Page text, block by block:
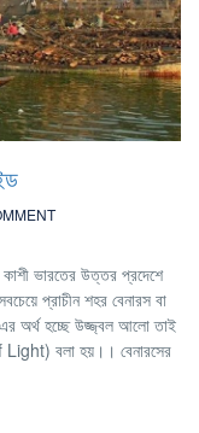
ভারতের উত্তর প্রদেশে
প্রাচীন শহর বেনারস বা
এর অর্থ হচ্ছে উজ্জ্বল আলো তাই
বলা হয়।। বেনারসের